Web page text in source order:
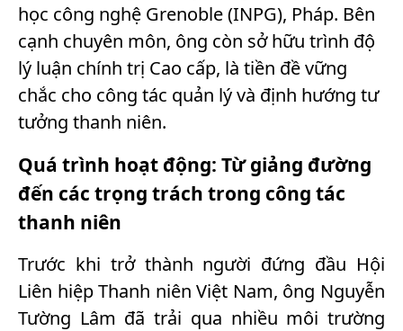
học công nghệ Grenoble (INPG), Pháp. Bên
cạnh chuyên môn, ông còn sở hữu trình độ
lý luận chính trị Cao cấp, là tiền đề vững
chắc cho công tác quản lý và định hướng tư
tưởng thanh niên.
Quá trình hoạt động: Từ giảng đường
đến các trọng trách trong công tác
thanh niên
Trước khi trở thành người đứng đầu Hội
Liên hiệp Thanh niên Việt Nam, ông Nguyễn
Tường Lâm đã trải qua nhiều môi trường